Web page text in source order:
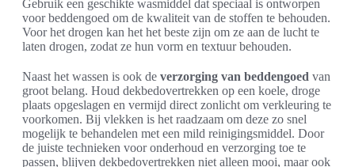
Gebruik een geschikte wasmiddel dat speciaal is ontworpen
voor beddengoed om de kwaliteit van de stoffen te behouden.
Voor het drogen kan het het beste zijn om ze aan de lucht te
laten drogen, zodat ze hun vorm en textuur behouden.
Naast het wassen is ook de verzorging van beddengoed van
groot belang. Houd dekbedovertrekken op een koele, droge
plaats opgeslagen en vermijd direct zonlicht om verkleuring te
voorkomen. Bij vlekken is het raadzaam om deze zo snel
mogelijk te behandelen met een mild reinigingsmiddel. Door
de juiste technieken voor onderhoud en verzorging toe te
passen, blijven dekbedovertrekken niet alleen mooi, maar ook